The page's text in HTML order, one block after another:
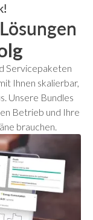
Servicepaketen
Ihnen skalierbar,
Unsere Bundles
Betrieb und Ihre
brauchen.